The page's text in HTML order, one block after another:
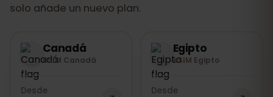
solo añade un nuevo plan.
Canadá
eSIM Canadá
Desde
Egipto
eSIM Egipto
Desde